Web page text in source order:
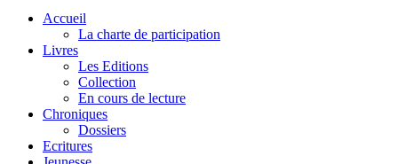
Accueil
La charte de participation
Livres
Les Editions
Collection
En cours de lecture
Chroniques
Dossiers
Ecritures